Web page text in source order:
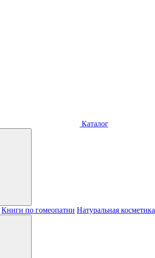
Каталог
Книги по гомеопатии Натуральная косметика